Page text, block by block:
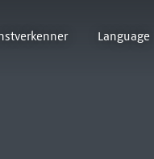
Language